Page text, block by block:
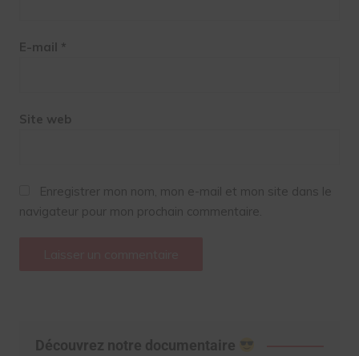
E-mail *
Site web
Enregistrer mon nom, mon e-mail et mon site dans le
navigateur pour mon prochain commentaire.
Découvrez notre documentaire